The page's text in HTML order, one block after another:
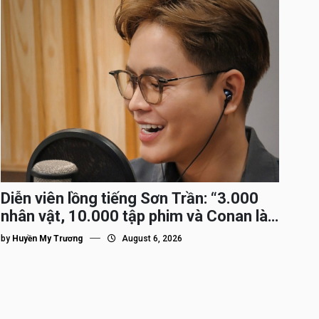
Diễn viên lồng tiếng Sơn Trần: “3.000
nhân vật, 10.000 tập phim và Conan là
nhân vật gắn bó lâu nhất”
by Huyền My Trương August 6, 2026